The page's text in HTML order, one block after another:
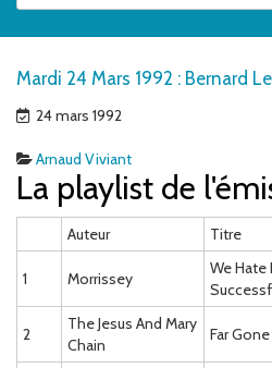
Mardi 24 Mars 1992 : Bernard
24 mars 1992
Arnaud Viviant
La playlist de
Auteur Titre
1 Morrissey
We Hate
2
The Jesus And Mary
Chain
Far